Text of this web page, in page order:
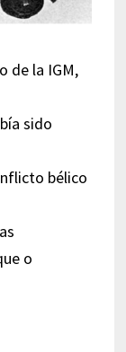
de la IGM,
sido
bélico
o